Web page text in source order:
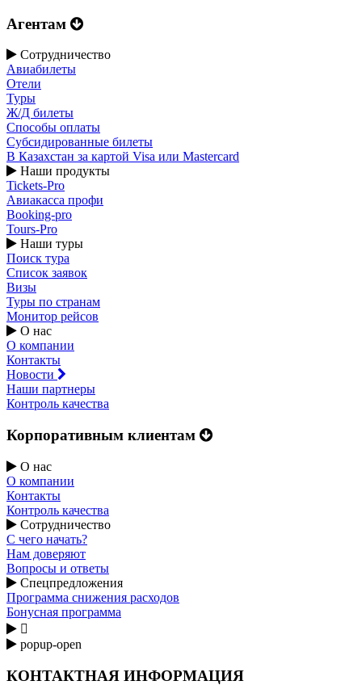
Агентам
Сотрудничество
Авиабилеты
Отели
Туры
Ж/Д билеты
Способы оплаты
Субсидированные билеты
В Казахстан за картой Visa или Masterсard
Наши продукты
Tickets-Pro
Авиакасса профи
Booking-pro
Tours-Pro
Наши туры
Поиск тура
Список заявок
Визы
Туры по странам
Монитор рейсов
О нас
О компании
Контакты
Новости
Наши партнеры
Контроль качества
Корпоративным клиентам
О нас
О компании
Контакты
Контроль качества
Сотрудничество
С чего начать?
Нам доверяют
Вопросы и ответы
Спецпредложения
Программа снижения расходов
Бонусная программа

popup-open
КОНТАКТНАЯ ИНФОРМАЦИЯ